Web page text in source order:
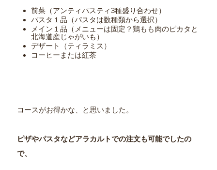
前菜（アンティパスティ3種盛り合わせ）
パスタ１品（パスタは数種類から選択）
メイン１品（メニューは固定？鶏もも肉のピカタと
北海道産じゃがいも）
デザート（ティラミス）
コーヒーまたは紅茶
コースがお得かな、と思いました。
ピザやパスタなどアラカルトでの注文も可能でしたの
で、